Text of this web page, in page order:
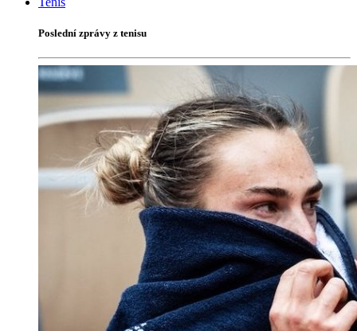
Poslední zprávy z tenisu